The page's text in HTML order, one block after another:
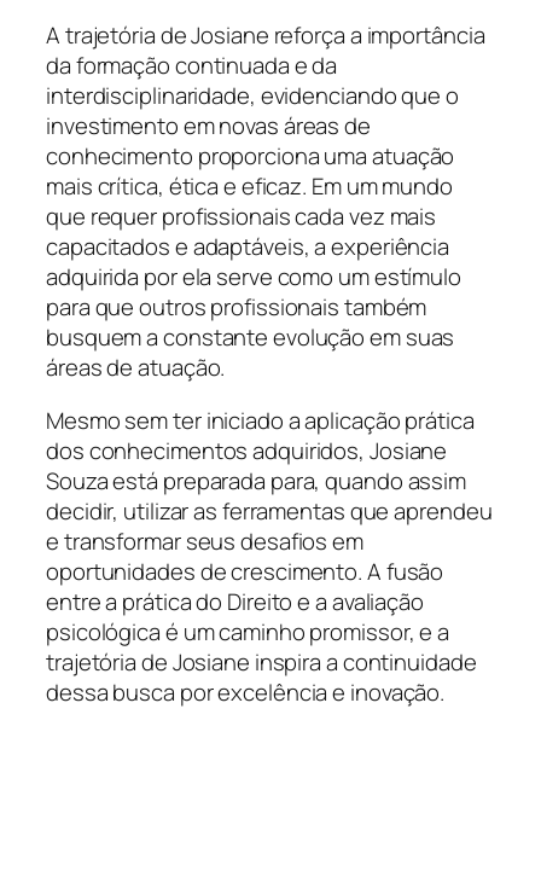
A trajetória de Josiane reforça a importância
da formação continuada e da
interdisciplinaridade, evidenciando que o
investimento em novas áreas de
conhecimento proporciona uma atuação
mais crítica, ética e eficaz. Em um mundo
que requer profissionais cada vez mais
capacitados e adaptáveis, a experiência
adquirida por ela serve como um estímulo
para que outros profissionais também
busquem a constante evolução em suas
áreas de atuação.
Mesmo sem ter iniciado a aplicação prática
dos conhecimentos adquiridos, Josiane
Souza está preparada para, quando assim
decidir, utilizar as ferramentas que aprendeu
e transformar seus desafios em
oportunidades de crescimento. A fusão
entre a prática do Direito e a avaliação
psicológica é um caminho promissor, e a
trajetória de Josiane inspira a continuidade
dessa busca por excelência e inovação.